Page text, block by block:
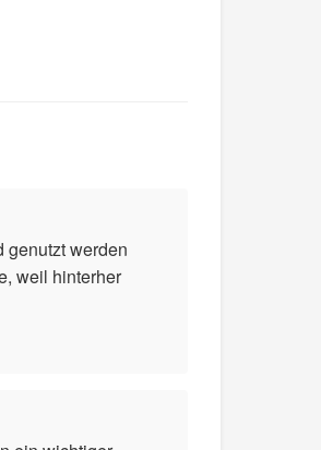
genutzt werden
weil hinterher